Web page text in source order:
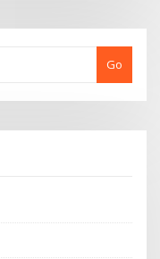
Go